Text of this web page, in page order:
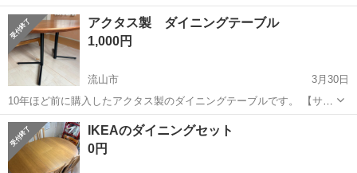
します! 〈具体的な仕事内容〉 ・出入車両や周囲を利用する歩行者の
誘導 事故やトラブルを未然に防ぎ、歩行者と車両の安全を守ります!
未経験でも安心の研修あり 3日間...
アルバイト・パート
アクタス製 ダイニングテーブル
1,000円
流山市
3月30日
10年ほど前に購入したアクタス製のダイニングテーブルです。 【サイ
ズ】縦：140cm、横：90cm、高さ:65cm （大体です） 【傷などの状
態】目立つキズはありませんが、よく見ると小さなキズはあります。
住居の2階に設...
千葉 流山市 テーブル アクタス
IKEAのダイニングセット
0円